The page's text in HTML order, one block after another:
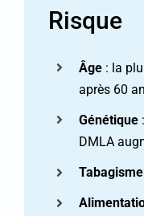
Risque
Âge : la
après 60
Génétique
DMLA
Tabagisme